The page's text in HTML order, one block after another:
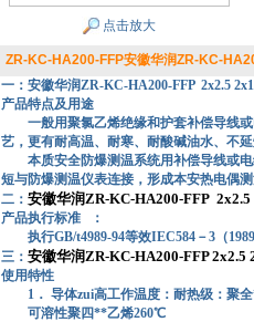
点击放大
ZR-KC-HA200-FFP安徽华润ZR-KC-
一：安徽华润ZR-KC-HA200-FFP 2x2.5
产品特点及用途
一般用聚氯乙烯绝缘和护套补偿导线
艺，更有耐高温、耐寒、耐酸碱油水、不
本质安全防爆测温系统用补偿导线或
短与防爆测温仪表连接，形成本安热电偶
二： 安徽华润ZR-KC-HA200-FFP
产品执行标准 ：
执行GB/t4989-94等效IEC584－3（
三： 安徽华润ZR-KC-HA200-FFP 2x2.5
使用特性
1． 导体zui高工作温度：耐热级：聚全
可溶性聚四**乙烯260℃